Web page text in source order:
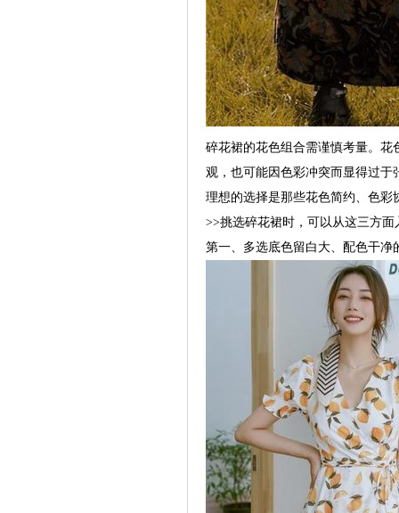
碎花裙的花色组合需谨慎考量。
观，也可能因色彩冲突而显得过于
理想的选择是那些花色简约、色
>>挑选碎花裙时，可以从这三方面
第一、多选底色留白大、配色干净